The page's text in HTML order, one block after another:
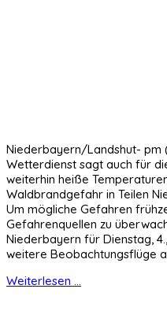
Niederbayern/Landshut- pm
Wetterdienst sagt auch für
weiterhin heiße
Waldbrandgefahr in Teilen
Um mögliche Gefahren
Gefahrenquellen zu
Niederbayern für Dienstag,
weitere Beobachtungsflüge
Weiterlesen ...